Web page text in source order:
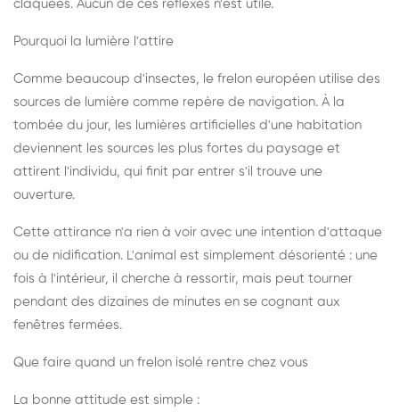
claquées. Aucun de ces réflexes n'est utile.
Pourquoi la lumière l'attire
Comme beaucoup d'insectes, le frelon européen utilise des
sources de lumière comme repère de navigation. À la
tombée du jour, les lumières artificielles d'une habitation
deviennent les sources les plus fortes du paysage et
attirent l'individu, qui finit par entrer s'il trouve une
ouverture.
Cette attirance n'a rien à voir avec une intention d'attaque
ou de nidification. L'animal est simplement désorienté : une
fois à l'intérieur, il cherche à ressortir, mais peut tourner
pendant des dizaines de minutes en se cognant aux
fenêtres fermées.
Que faire quand un frelon isolé rentre chez vous
La bonne attitude est simple :